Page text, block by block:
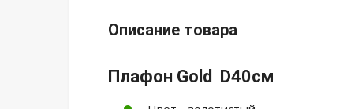
Описание товара
Плафон Gold D40см